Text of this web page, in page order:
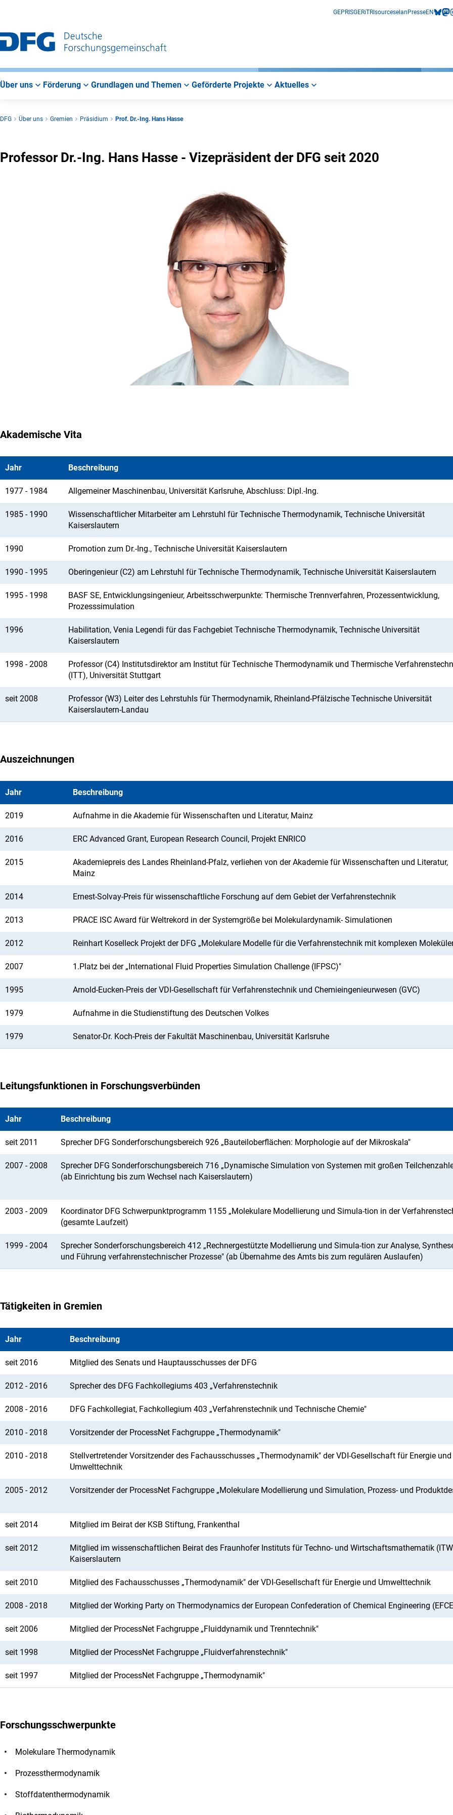
GEPRISGERiTRIsourceselan PresseEN
Über uns Förderung Grundlagen und Themen Geförderte Projekte Aktuelles
DFG Über uns Gremien Präsidium Prof. Dr.-Ing. Hans Hasse
Professor Dr.-Ing. Hans Hasse - Vizepräsident der DFG seit 2020
Akademische Vita
Jahr Beschreibung
1977 - 1984 Allgemeiner Maschinenbau, Universität Karlsruhe, Abschluss: Dipl.-Ing.
1985 - 1990
Wissenschaftlicher Mitarbeiter am Lehrstuhl für Technische Thermodynamik, Technische Universität
Kaiserslautern
1990 Promotion zum Dr.-Ing., Technische Universität Kaiserslautern
1990 - 1995 Oberingenieur (C2) am Lehrstuhl für Technische Thermodynamik, Technische Universität Kaiserslautern
1995 - 1998
BASF SE, Entwicklungsingenieur, Arbeitsschwerpunkte: Thermische Trennverfahren, Prozessentwicklung,
Prozesssimulation
1996
Habilitation, Venia Legendi für das Fachgebiet Technische Thermodynamik, Technische Universität
Kaiserslautern
1998 - 2008
Professor (C4) Institutsdirektor am Institut für Technische Thermodynamik und Thermische
(ITT), Universität Stuttgart
seit 2008
Professor (W3) Leiter des Lehrstuhls für Thermodynamik, Rheinland-Pfälzische Technische Universität
Kaiserslautern-Landau
Auszeichnungen
Jahr Beschreibung
2019 Aufnahme in die Akademie für Wissenschaften und Literatur, Mainz
2016 ERC Advanced Grant, European Research Council, Projekt ENRICO
2015
Akademiepreis des Landes Rheinland-Pfalz, verliehen von der Akademie für Wissenschaften und Literatur,
Mainz
2014 Ernest-Solvay-Preis für wissenschaftliche Forschung auf dem Gebiet der Verfahrenstechnik
2013 PRACE ISC Award für Weltrekord in der Systemgröße bei Molekulardynamik- Simulationen
2012 Reinhart Koselleck Projekt der DFG „Molekulare Modelle für die Verfahrenstechnik mit komplexen
2007 1.Platz bei der „International Fluid Properties Simulation Challenge (IFPSC)"
1995 Arnold-Eucken-Preis der VDI-Gesellschaft für Verfahrenstechnik und Chemieingenieurwesen (GVC)
1979 Aufnahme in die Studienstiftung des Deutschen Volkes
1979 Senator-Dr. Koch-Preis der Fakultät Maschinenbau, Universität Karlsruhe
Leitungsfunktionen in Forschungsverbünden
Jahr Beschreibung
seit 2011 Sprecher DFG Sonderforschungsbereich 926 „Bauteiloberflächen: Morphologie auf der Mikroskala"
2007 - 2008
Sprecher DFG Sonderforschungsbereich 716 „Dynamische Simulation von Systemen mit großen
(ab Einrichtung bis zum Wechsel nach Kaiserslautern)
2003 - 2009
Koordinator DFG Schwerpunktprogramm 1155 „Molekulare Modellierung und Simula-tion in der
(gesamte Laufzeit)
1999 - 2004
Sprecher Sonderforschungsbereich 412 „Rechnergestützte Modellierung und Simula-tion zur Analyse,
und Führung verfahrenstechnischer Prozesse" (ab Übernahme des Amts bis zum regulären Auslaufen)
Tätigkeiten in Gremien
Jahr Beschreibung
seit 2016 Mitglied des Senats und Hauptausschusses der DFG
2012 - 2016 Sprecher des DFG Fachkollegiums 403 „Verfahrenstechnik
2008 - 2016 DFG Fachkollegiat, Fachkollegium 403 „Verfahrenstechnik und Technische Chemie"
2010 - 2018 Vorsitzender der ProcessNet Fachgruppe „Thermodynamik"
2010 - 2018
Stellvertretender Vorsitzender des Fachausschusses „Thermodynamik" der VDI-Gesellschaft für Energie und
Umwelttechnik
2005 - 2012 Vorsitzender der ProcessNet Fachgruppe „Molekulare Modellierung und Simulation, Prozess- und
seit 2014 Mitglied im Beirat der KSB Stiftung, Frankenthal
seit 2012
Mitglied im wissenschaftlichen Beirat des Fraunhofer Instituts für Techno- und Wirtschaftsmathematik
Kaiserslautern
seit 2010 Mitglied des Fachausschusses „Thermodynamik" der VDI-Gesellschaft für Energie und Umwelttechnik
2008 - 2018 Mitglied der Working Party on Thermodynamics der European Confederation of Chemical Engineering
seit 2006 Mitglied der ProcessNet Fachgruppe „Fluiddynamik und Trenntechnik"
seit 1998 Mitglied der ProcessNet Fachgruppe „Fluidverfahrenstechnik"
seit 1997 Mitglied der ProcessNet Fachgruppe „Thermodynamik"
Forschungsschwerpunkte
Molekulare Thermodynamik
Prozessthermodynamik
Stoffdatenthermodynamik